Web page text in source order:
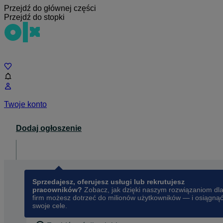
Przejdź do głównej części
Przejdź do stopki
Twoje konto
Dodaj ogłoszenie
Sprzedajesz, oferujesz usługi lub rekrutujesz
pracowników? Zobacz, jak dzięki naszym rozwiązaniom dla
firm możesz dotrzeć do milionów użytkowników — i osiągnąć
swoje cele.